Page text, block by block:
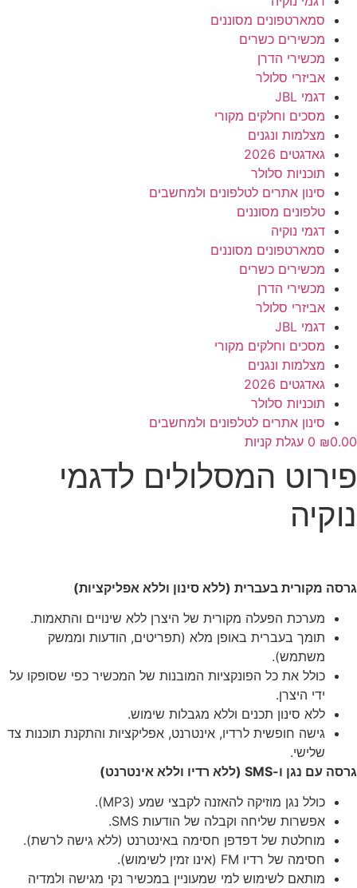
סמארטפונים מסוננים
מכשירים כשרים
מכשירי הדרן
אביזרי סלולר
דגמי JBL
מסכים וחלקים מקורי
מצלמות ונגנים
גאדגטים 2026
תוכניות סלולר
סינון אתרים לטלפונים ולמחשבים
טלפונים מסוננים
דגמי נוקיה
סמארטפונים מסוננים
מכשירים כשרים
מכשירי הדרן
אביזרי סלולר
דגמי JBL
מסכים וחלקים מקורי
מצלמות ונגנים
גאדגטים 2026
תוכניות סלולר
סינון אתרים לטלפונים ולמחשבים
₪0.00
0 עגלת קניות
פירוט המסלולים לדגמי
נוקיה
גרסה מקורית בעברית (ללא סינון וללא אפליקציות)
מערכת הפעלה מקורית של היצרן ללא שינויים והתאמות.
תומך בעברית באופן מלא (תפריטים, הודעות וממשק
משתמש).
כולל את כל הפונקציות המובנות של המכשיר כפי שסופקו על
ידי היצרן.
ללא סינון תכנים וללא מגבלות שימוש.
גישה חופשית לרדיו, אינטרנט, אפליקציות והתקנת תוכנות צד
שלישי.
גרסה עם נגן ו-SMS (ללא רדיו וללא אינטרנט)
כולל נגן מוזיקה להאזנה לקבצי שמע (MP3).
אפשרות שליחה וקבלה של הודעות SMS.
מוחלטת של דפדפן חסימה באינטרנט (ללא גישה לרשת).
חסימה של רדיו FM (אינו זמין לשימוש).
מותאם לשימוש למי שמעוניין במכשיר נקי מגישה ולמדיה